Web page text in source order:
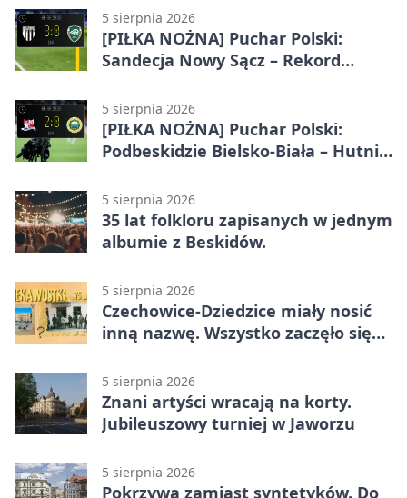
5 sierpnia 2026
[PIŁKA NOŻNA] Puchar Polski:
Sandecja Nowy Sącz – Rekord
5 sierpnia 2026
[PIŁKA NOŻNA] Puchar Polski:
Podbeskidzie Bielsko-Biała – Hutnik
w Dankowicach
5 sierpnia 2026
35 lat folkloru zapisanych w jednym
albumie z Beskidów.
5 sierpnia 2026
Czechowice-Dziedzice miały nosić
inną nazwę. Wszystko zaczęło się
5 sierpnia 2026
Znani artyści wracają na korty.
Jubileuszowy turniej w Jaworzu
5 sierpnia 2026
Pokrzywa zamiast syntetyków. Do